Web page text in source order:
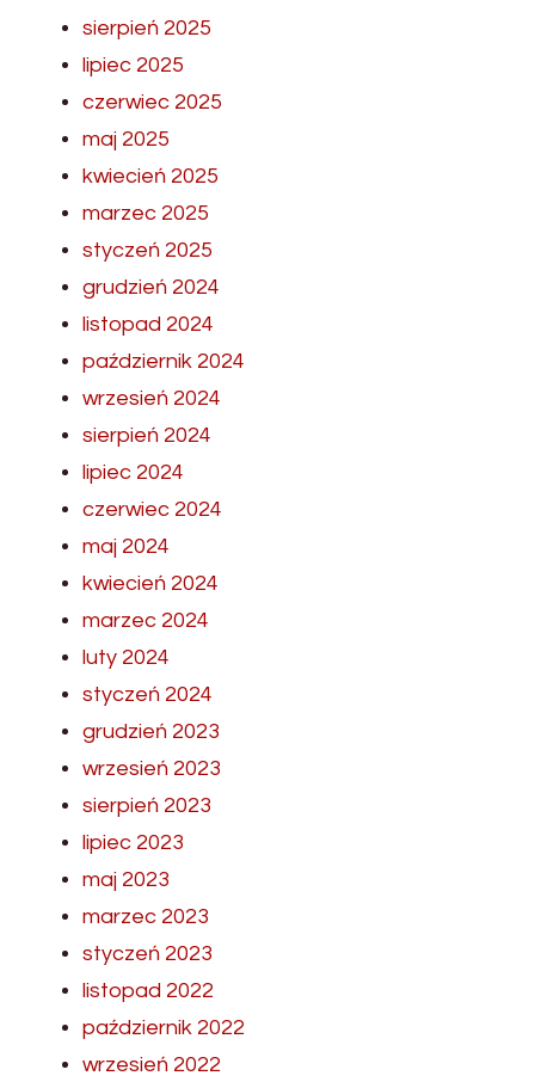
sierpień 2025
lipiec 2025
czerwiec 2025
maj 2025
kwiecień 2025
marzec 2025
styczeń 2025
grudzień 2024
listopad 2024
październik 2024
wrzesień 2024
sierpień 2024
lipiec 2024
czerwiec 2024
maj 2024
kwiecień 2024
marzec 2024
luty 2024
styczeń 2024
grudzień 2023
wrzesień 2023
sierpień 2023
lipiec 2023
maj 2023
marzec 2023
styczeń 2023
listopad 2022
październik 2022
wrzesień 2022